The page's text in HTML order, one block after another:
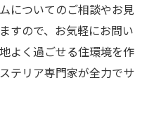
についてのご相談やお見
すので、お気軽にお問い
よく過ごせる住環境を作
テリア専門家が全力でサ